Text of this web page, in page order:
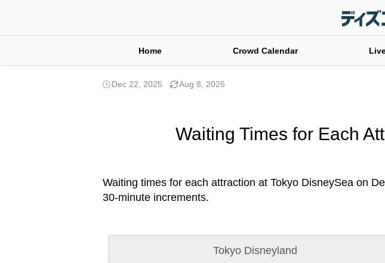
Home Crowd Calendar
Dec 22, 2025 Aug 8, 2026
Waiting Times for Each
Waiting times for each attraction at Tokyo DisneySea on
30-minute increments.
Tokyo Disneyland